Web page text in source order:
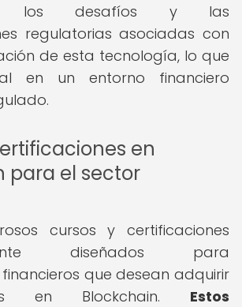
los desafíos y las
regulatorias asociadas con
de esta tecnología, lo que
en un entorno financiero
en
para el sector
cursos y certificaciones
diseñados para
que desean adquirir
en Blockchain. Estos